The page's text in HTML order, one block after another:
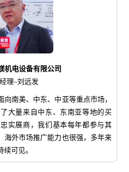
机电设备有限公司
理–刘远发
南美、中东、中亚等重点市场，
大量来自中东、东南亚等地的买
实展商，我们基本每年都参与其
海外市场推广能力也很强，多年来
可见。